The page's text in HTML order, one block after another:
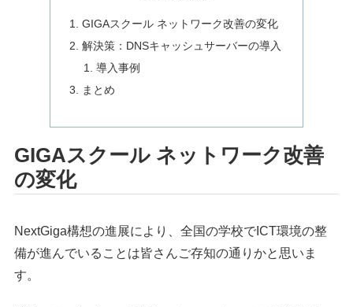
GIGAスクール ネットワーク改善の変化
解決策：DNSキャッシュサーバーの導入
導入事例
まとめ
GIGAスクール ネットワーク改善
の変化
NextGiga構想の進展により、全国の学校でICT環境の整
備が進んでいることは皆さんご存知の通りかと思いま
す。